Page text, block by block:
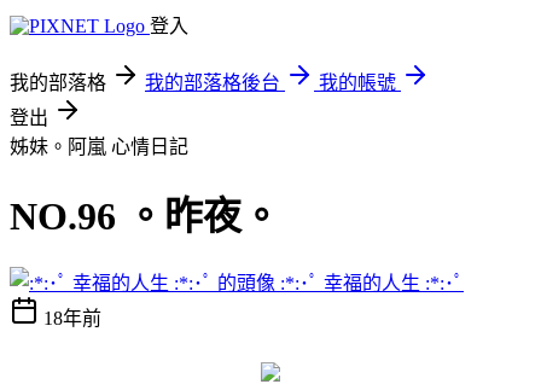
登入
我的部落格 我的部落格後台
我的帳號
登出
姊妹。阿嵐 心情日記
NO.96 。昨夜。
:*:･ﾟ 幸福的人生 :*:･ﾟ
18年前